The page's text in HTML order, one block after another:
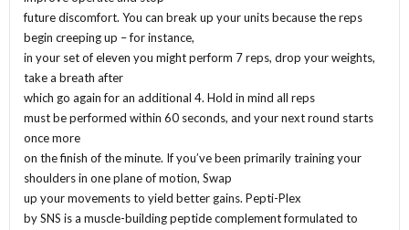
future discomfort. You can break up your units because the reps
begin creeping up – for instance,
in your set of eleven you might perform 7 reps, drop your weights,
take a breath after
which go again for an additional 4. Hold in mind all reps
must be performed within 60 seconds, and your next round starts
once more
on the finish of the minute. If you’ve been primarily training your
shoulders in one plane of motion, Swap
up your movements to yield better gains. Pepti-Plex
by SNS is a muscle-building peptide complement formulated to